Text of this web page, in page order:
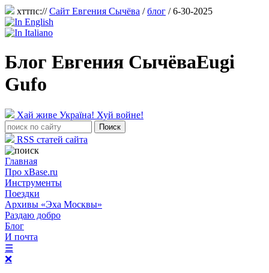
хттпс://Сайт Евгения Сычёва /блог / 6-30-2025
Блог Евгения СычёваEugi
Gufo
Хай живе Україна! Хуй войне!
RSS статей сайта
Главная
Про xBase.ru
Инструменты
Поездки
Архивы «Эха Москвы»
Раздаю добро
Блог
И почта
☰
❌